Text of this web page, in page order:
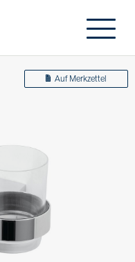
Auf Merkzettel